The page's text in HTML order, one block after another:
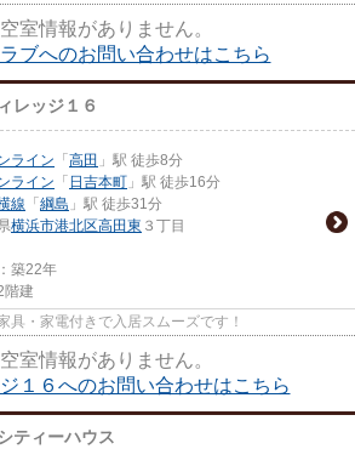
室情報がありません。
ブへのお問い合わせはこちら
レッジ１６
ライン 「 高田 」駅 徒歩8分
ライン 「 日吉本町 」駅 徒歩16分
線 「 綱島 」駅 徒歩31分
横浜市港北区高田東 ３丁目
築22年
階建
具・家電付きで入居スムーズです！
室情報がありません。
１６へのお問い合わせはこちら
ティーハウス